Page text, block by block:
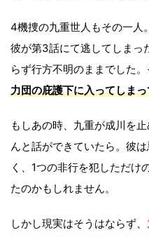
4機捜の九重世人もその一人。
彼が第3話にて逃してしまっ
らず行方不明のままでした。
力団の庇護下に入ってしま
もしあの時、九重が成川を
んと話ができていたら。彼
く、1つの非行を犯しただけ
たのかもしれません。
しかし現実はそうはならず、